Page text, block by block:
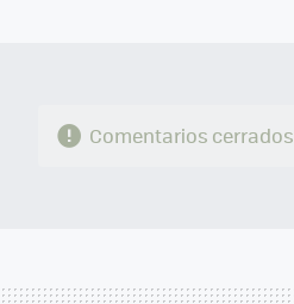
Comentarios cerrados